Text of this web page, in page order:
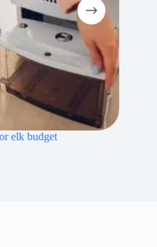
10 Tips voor een Gezonde